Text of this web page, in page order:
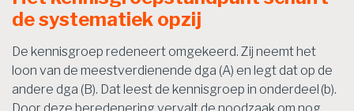
de systematiek opzij
De kennisgroep redeneert omgekeerd. Zij neemt het
loon van de meestverdienende dga (A) en legt dat op de
andere dga (B). Dat leest de kennisgroep in onderdeel (b).